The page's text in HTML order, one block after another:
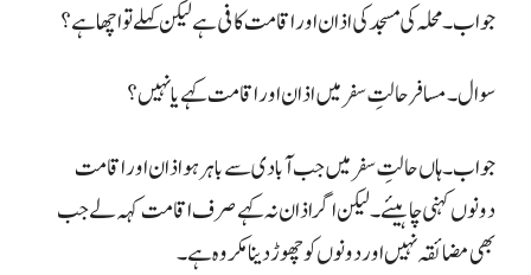
جواب۔ محلہ کی مسجد کی اذان اور اقامت کافی ہے لیکن کہلے تو اچھا ہے؟
سوال۔ مسافر حالتِ سفر میں اذان اور اقامت کہے یا نہیں؟
جواب۔ ہاں حالتِ سفر میں جب آبادی سے باہر ہو اذان اور اقامت
دونوں کہنیچاہیئے۔ لیکن اگر اذان نہ کہے صرف اقامت کہہ لے جب
بھی مضائقہ نہیں اور دونوں کو چھوڑ دینا مکروہ ہے۔